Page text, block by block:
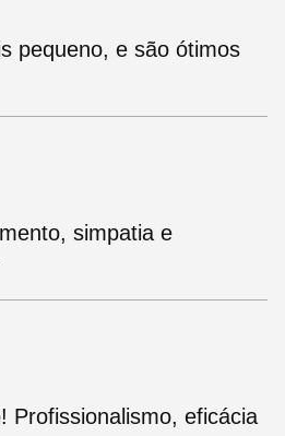
pequeno, e são ótimos
simpatia e
Profissionalismo, eficácia